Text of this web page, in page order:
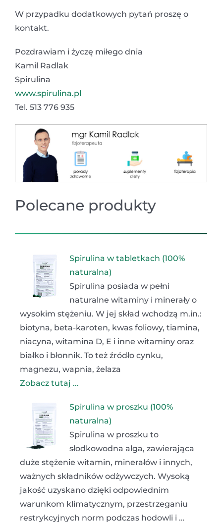
W przypadku dodatkowych pytań proszę o
kontakt.
Pozdrawiam i życzę miłego dnia
Kamil Radlak
Spirulina
www.spirulina.pl
Tel. 513 776 935
Polecane produkty
Spirulina w tabletkach (100%
naturalna)
Spirulina posiada w pełni
naturalne witaminy i minerały o
wysokim stężeniu. W jej skład wchodzą m.in.:
biotyna, beta-karoten, kwas foliowy, tiamina,
niacyna, witamina D, E i inne witaminy oraz
białko i błonnik. To też źródło cynku,
magnezu, wapnia, żelaza
Zobacz tutaj ...
Spirulina w proszku (100%
naturalna)
Spirulina w proszku to
słodkowodna alga, zawierająca
duże stężenie witamin, minerałów i innych,
ważnych składników odżywczych. Wysoką
jakość uzyskano dzięki odpowiednim
warunkom klimatycznym, przestrzeganiu
restrykcyjnych norm podczas hodowli i …